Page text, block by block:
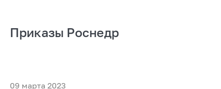
Приказы Роснедр
09 марта 2023